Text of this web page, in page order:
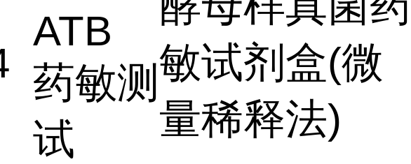
ATB
药敏测
试
敏试剂盒(微
量稀释法)